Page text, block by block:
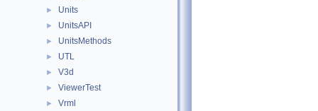
► Units
► UnitsAPI
► UnitsMethods
► UTL
► V3d
► ViewerTest
► Vrml